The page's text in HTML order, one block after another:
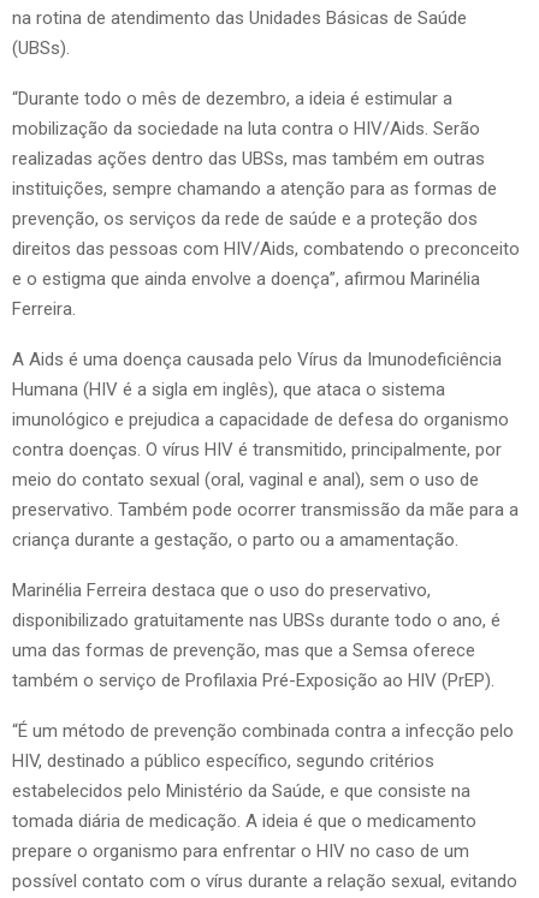
na rotina de atendimento das Unidades Básicas de Saúde
(UBSs).
“Durante todo o mês de dezembro, a ideia é estimular a
mobilização da sociedade na luta contra o HIV/Aids. Serão
realizadas ações dentro das UBSs, mas também em outras
instituições, sempre chamando a atenção para as formas de
prevenção, os serviços da rede de saúde e a proteção dos
direitos das pessoas com HIV/Aids, combatendo o preconceito
e o estigma que ainda envolve a doença”, afirmou Marinélia
Ferreira.
A Aids é uma doença causada pelo Vírus da Imunodeficiência
Humana (HIV é a sigla em inglês), que ataca o sistema
imunológico e prejudica a capacidade de defesa do organismo
contra doenças. O vírus HIV é transmitido, principalmente, por
meio do contato sexual (oral, vaginal e anal), sem o uso de
preservativo. Também pode ocorrer transmissão da mãe para a
criança durante a gestação, o parto ou a amamentação.
Marinélia Ferreira destaca que o uso do preservativo,
disponibilizado gratuitamente nas UBSs durante todo o ano, é
uma das formas de prevenção, mas que a Semsa oferece
também o serviço de Profilaxia Pré-Exposição ao HIV (PrEP).
“É um método de prevenção combinada contra a infecção pelo
HIV, destinado a público específico, segundo critérios
estabelecidos pelo Ministério da Saúde, e que consiste na
tomada diária de medicação. A ideia é que o medicamento
prepare o organismo para enfrentar o HIV no caso de um
possível contato com o vírus durante a relação sexual, evitando